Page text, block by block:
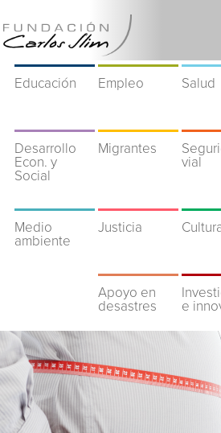
Educación Empleo Salud
Desarrollo
Econ. y
Social
Migrantes
vial
Medio
ambiente
Justicia
Apoyo en
desastres
e